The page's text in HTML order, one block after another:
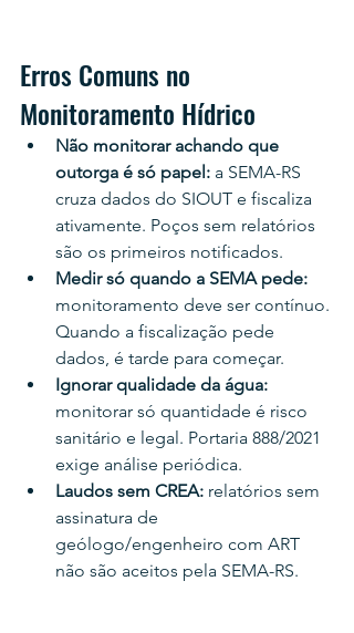
Erros Comuns no
Monitoramento Hídrico
Não monitorar achando que
outorga é só papel: a SEMA-RS
cruza dados do SIOUT e fiscaliza
ativamente. Poços sem relatórios
são os primeiros notificados.
Medir só quando a SEMA pede:
monitoramento deve ser contínuo.
Quando a fiscalização pede
dados, é tarde para começar.
Ignorar qualidade da água:
monitorar só quantidade é risco
sanitário e legal. Portaria 888/2021
exige análise periódica.
Laudos sem CREA: relatórios sem
assinatura de
geólogo/engenheiro com ART
não são aceitos pela SEMA-RS.